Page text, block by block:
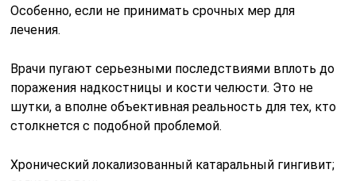
Особенно, если не принимать срочных мер для
лечения.
Врачи пугают серьезными последствиями вплоть до
поражения надкостницы и кости челюсти. Это не
шутки, а вполне объективная реальность для тех, кто
столкнется с подобной проблемой.
Хронический локализованный катаральный гингивит;